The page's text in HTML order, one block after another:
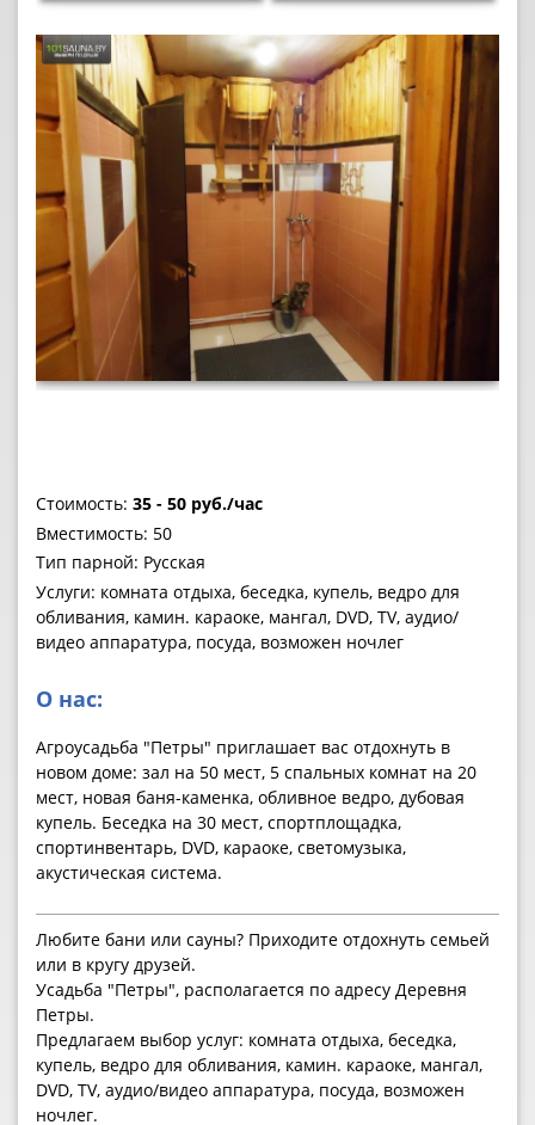
Стоимость: 35 - 50 руб./час
Вместимость: 50
Тип парной: Русская
Услуги: комната отдыха, беседка, купель, ведро для
обливания, камин. караоке, мангал, DVD, TV, аудио/
видео аппаратура, посуда, возможен ночлег
О нас:
Агроусадьба "Петры" приглашает вас отдохнуть в
новом доме: зал на 50 мест, 5 спальных комнат на 20
мест, новая баня-каменка, обливное ведро, дубовая
купель. Беседка на 30 мест, спортплощадка,
спортинвентарь, DVD, караоке, светомузыка,
акустическая система.
Любите бани или сауны? Приходите отдохнуть семьей
или в кругу друзей.
Усадьба "Петры", располагается по адресу Деревня
Петры.
Предлагаем выбор услуг: комната отдыха, беседка,
купель, ведро для обливания, камин. караоке, мангал,
DVD, TV, аудио/видео аппаратура, посуда, возможен
ночлег.